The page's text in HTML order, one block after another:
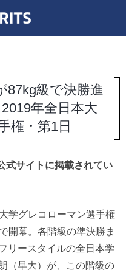
87kg級で決勝進
年全日本大
権・第1日
式サイトに掲載されてい
学グレコローマン選手権
開幕。各階級の準決勝ま
リースタイルの全日本学
（早大）が、この階級の